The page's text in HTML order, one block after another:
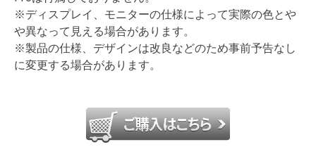
※ディスプレイ、モニターの仕様によって実際の色とや
や異なって見える場合があります。
※製品の仕様、デザインは改良などのため事前予告なし
に変更する場合があります。